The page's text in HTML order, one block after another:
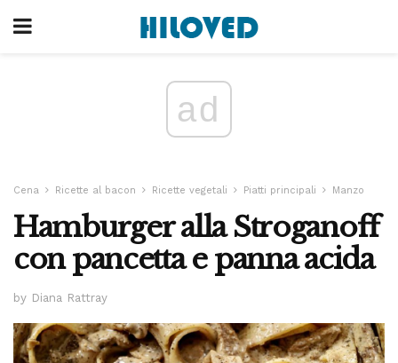
ad
Cena Ricette al bacon Ricette vegetali Piatti principali Manzo
Hamburger alla Stroganoff
con pancetta e panna acida
by Diana Rattray